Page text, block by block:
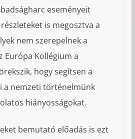
eseményeit
is megosztva a
nem szerepelnek a
Európa Kollégium a
hogy segítsen a
a nemzeti történelmünk
hiányosságokat.
bemutató előadás is ezt